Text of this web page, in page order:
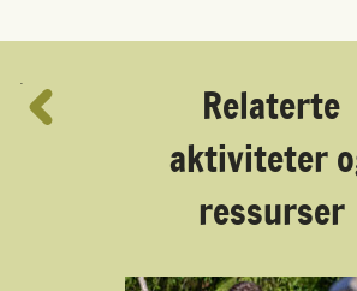
´
Relaterte
aktiviteter
ressurser